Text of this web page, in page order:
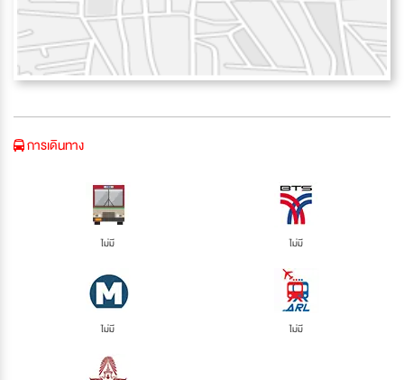
การเดินทาง
ไม่มี ไม่มี
ไม่มี ไม่มี